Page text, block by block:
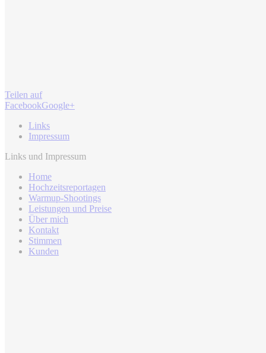
Teilen auf
FacebookGoogle+
Links
Impressum
Links und Impressum
Home
Hochzeitsreportagen
Warmup-Shootings
Leistungen und Preise
Über mich
Kontakt
Stimmen
Kunden